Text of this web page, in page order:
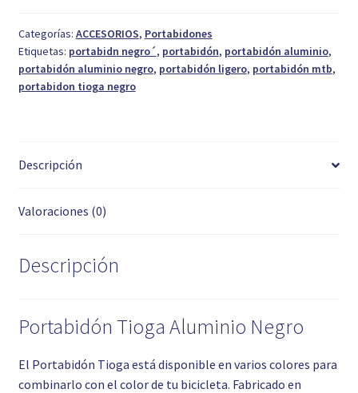
Categorías: ACCESORIOS, Portabidones
Etiquetas: portabidn negro´, portabidón, portabidón aluminio,
portabidón aluminio negro, portabidón ligero, portabidón mtb,
portabidon tioga negro
Descripción
Valoraciones (0)
Descripción
Portabidón Tioga Aluminio Negro
El Portabidón Tioga está disponible en varios colores para
combinarlo con el color de tu bicicleta. Fabricado en